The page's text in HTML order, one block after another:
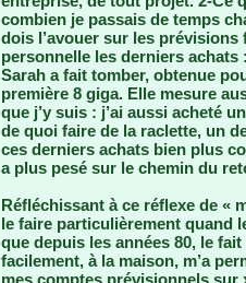
combien je passais de temps
dois l’avouer sur les
personnelle les derniers
Sarah a fait tomber, obtenue
première 8 giga. Elle mesure
que j’y suis : j’ai aussi acheté
de quoi faire de la raclette, un
ces derniers achats bien plus
a plus pesé sur le chemin du
Réfléchissant à ce réflexe de «
le faire particulièrement quand
que depuis les années 80, le
facilement, à la maison, m’a
mes comptes prévisionnels sur